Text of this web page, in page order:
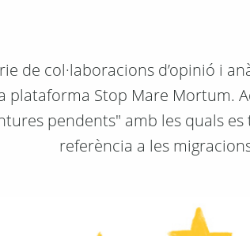
de col·laboracions d’opinió i
plataforma Stop Mare Mortum.
pendents" amb les quals
referència a les